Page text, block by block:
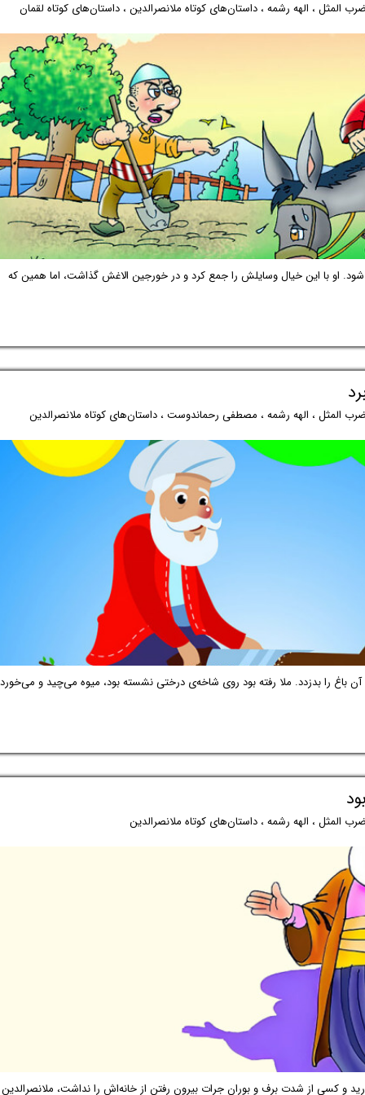
المثل، الهه رشمه، داستان‌های کوتاه ملانصرالدین، داستان‌های کوتاه لقمان
او با این خیال وسایلش را جمع کرد و در خورجین الاغش گذاشت، اما همین که
المثل، الهه رشمه، مصطفی رحماندوست، داستان‌های کوتاه ملانصرالدین
آن باغ را بدزدد. ملا رفته بود روی شاخه‌ی درختی نشسته بود، میوه می‌چید و
المثل، الهه رشمه، داستان‌های کوتاه ملانصرالدین
و کسی از شدت برف و بوران جرات بیرون رفتن از خانه‌اش را نداشت،